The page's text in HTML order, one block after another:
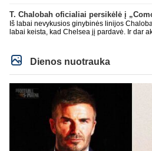
T. Chalobah oficialiai persikėlė į
Iš labai nevykusios ginybinės linijos
labai keista, kad Chelsea jį pardavė. Ir dar
Dienos nuotrauka